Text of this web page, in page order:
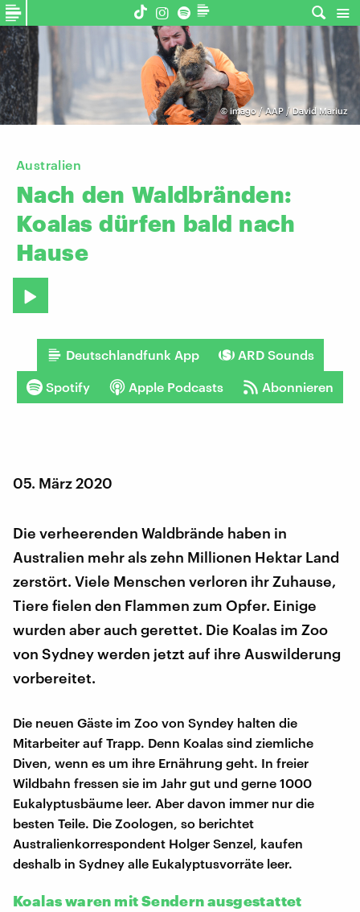
©imago / AAP / David Mariuz
Australien
Nach den Waldbränden:
Koalas dürfen bald nach
Hause
Deutschlandfunk App ARD Sounds
Spotify Apple Podcasts Abonnieren
05. März 2020
Die verheerenden Waldbrände haben in
Australien mehr als zehn Millionen Hektar Land
zerstört. Viele Menschen verloren ihr Zuhause,
Tiere fielen den Flammen zum Opfer. Einige
wurden aber auch gerettet. Die Koalas im Zoo
von Sydney werden jetzt auf ihre Auswilderung
vorbereitet.
Die neuen Gäste im Zoo von Syndey halten die
Mitarbeiter auf Trapp. Denn Koalas sind ziemliche
Diven, wenn es um ihre Ernährung geht. In freier
Wildbahn fressen sie im Jahr gut und gerne 1000
Eukalyptusbäume leer. Aber davon immer nur die
besten Teile. Die Zoologen, so berichtet
Australienkorrespondent Holger Senzel, kaufen
deshalb in Sydney alle Eukalyptusvorräte leer.
Koalas waren mit Sendern ausgestattet